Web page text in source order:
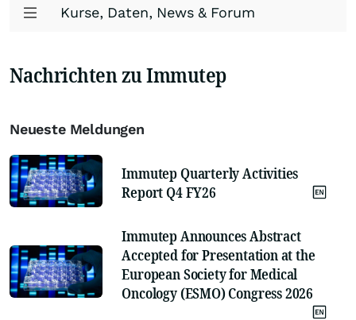
Kurse, Daten, News & Forum
Nachrichten zu Immutep
Neueste Meldungen
Immutep Quarterly Activities
Report Q4 FY26
Immutep Announces Abstract
Accepted for Presentation at the
European Society for Medical
Oncology (ESMO) Congress 2026